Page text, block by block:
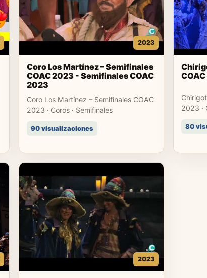
2023
Coro Los Martínez – Semifinales
COAC 2023 - Semifinales COAC
2023
Coro Los Martínez – Semifinales COAC
2023 · Coros · Semifinales
90 visualizaciones
2023 ·
80
2023